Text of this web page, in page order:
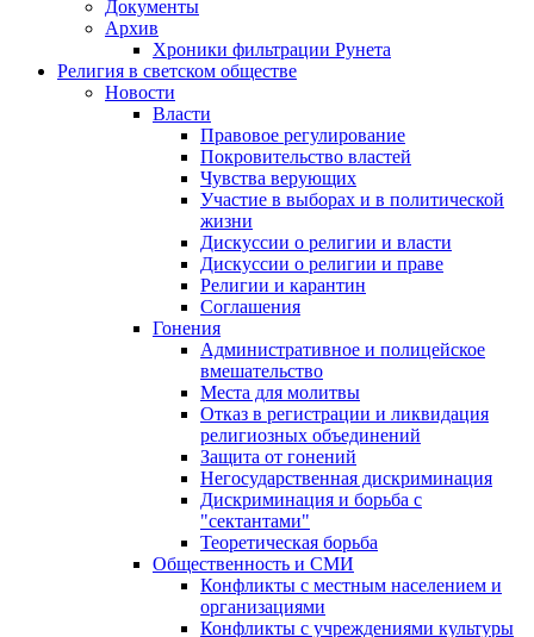
Документы
Архив
Хроники фильтрации Рунета
Религия в светском обществе
Новости
Власти
Правовое регулирование
Покровительство властей
Чувства верующих
Участие в выборах и в политической
жизни
Дискуссии о религии и власти
Дискуссии о религии и праве
Религии и карантин
Соглашения
Гонения
Административное и полицейское
вмешательство
Места для молитвы
Отказ в регистрации и ликвидация
религиозных объединений
Защита от гонений
Негосударственная дискриминация
Дискриминация и борьба с
"сектантами"
Теоретическая борьба
Общественность и СМИ
Конфликты с местным населением и
организациями
Конфликты с учреждениями культуры